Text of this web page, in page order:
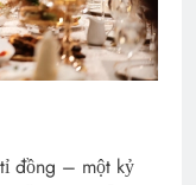
đồng – một kỷ